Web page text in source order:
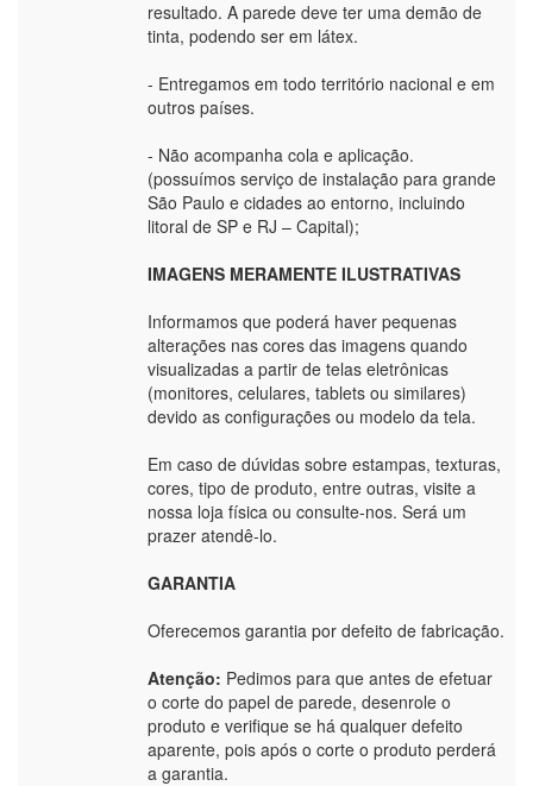
resultado. A parede deve ter uma demão de
tinta, podendo ser em látex.
- Entregamos em todo território nacional e em
outros países.
- Não acompanha cola e aplicação.
(possuímos serviço de instalação para grande
São Paulo e cidades ao entorno, incluindo
litoral de SP e RJ – Capital);
IMAGENS MERAMENTE ILUSTRATIVAS
Informamos que poderá haver pequenas
alterações nas cores das imagens quando
visualizadas a partir de telas eletrônicas
(monitores, celulares, tablets ou similares)
devido as configurações ou modelo da tela.
Em caso de dúvidas sobre estampas, texturas,
cores, tipo de produto, entre outras, visite a
nossa loja física ou consulte-nos. Será um
prazer atendê-lo.
GARANTIA
Oferecemos garantia por defeito de fabricação.
Atenção: Pedimos para que antes de efetuar
o corte do papel de parede, desenrole o
produto e verifique se há qualquer defeito
aparente, pois após o corte o produto perderá
a garantia.